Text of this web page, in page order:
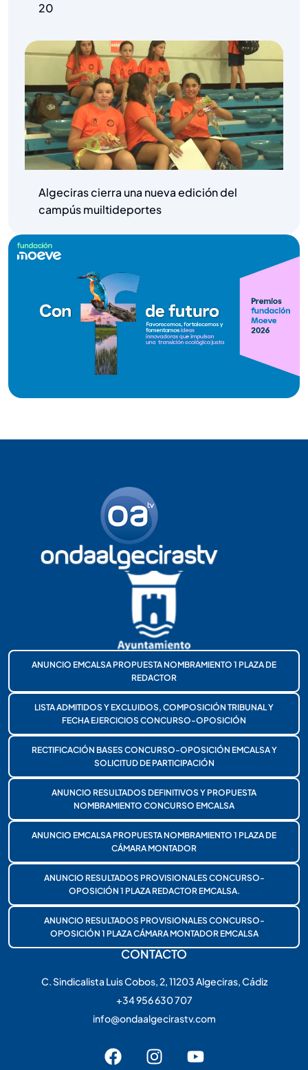
20
Algeciras cierra una nueva edición del
campús muiltideportes
ANUNCIO EMCALSA PROPUESTA NOMBRAMIENTO 1 PLAZA DE
REDACTOR
LISTA ADMITIDOS Y EXCLUIDOS, COMPOSICIÓN TRIBUNAL Y
FECHA EJERCICIOS CONCURSO-OPOSICIÓN
RECTIFICACIÓN BASES CONCURSO-OPOSICIÓN EMCALSA Y
SOLICITUD DE PARTICIPACIÓN
ANUNCIO RESULTADOS DEFINITIVOS Y PROPUESTA
NOMBRAMIENTO CONCURSO EMCALSA
ANUNCIO EMCALSA PROPUESTA NOMBRAMIENTO 1 PLAZA DE
CÁMARA MONTADOR
ANUNCIO RESULTADOS PROVISIONALES CONCURSO-
OPOSICIÓN 1 PLAZA REDACTOR EMCALSA.
ANUNCIO RESULTADOS PROVISIONALES CONCURSO-
OPOSICIÓN 1 PLAZA CÁMARA MONTADOR EMCALSA
CONTACTO
C. Sindicalista Luis Cobos, 2, 11203 Algeciras, Cádiz
+34 956 630 707
info@ondaalgecirastv.com